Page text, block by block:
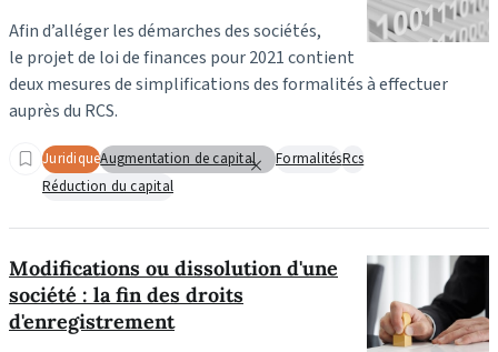
Afin d’alléger les démarches des sociétés,
le projet de loi de finances pour 2021 contient
deux mesures de simplifications des formalités à effectuer
auprès du RCS.
JuridiqueAugmentation de capital FormalitésRcs
Réduction du capital
Modifications ou dissolution d'une
société : la fin des droits
d'enregistrement